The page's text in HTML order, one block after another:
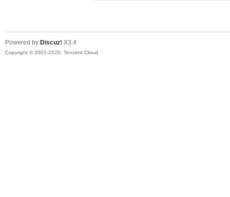
Powered by Discuz! X3.4
Copyright © 2001-2020, Tencent Cloud.